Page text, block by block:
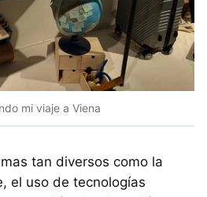
mi viaje a Viena
tan diversos como la
el uso de tecnologías